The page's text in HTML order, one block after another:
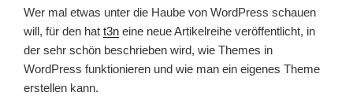
Wer mal etwas unter die Haube von WordPress schauen
will, für den hat t3n eine neue Artikelreihe veröffentlicht, in
der sehr schön beschrieben wird, wie Themes in
WordPress funktionieren und wie man ein eigenes Theme
erstellen kann.